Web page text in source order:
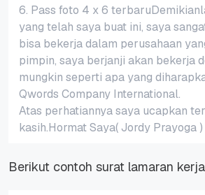
6. Pass foto 4 x 6
yang telah saya buat ini, saya
bisa bekerja dalam perusahaan
pimpin, saya berjanji akan bekerja
mungkin seperti apa yang
Qwords Company International.
Atas perhatiannya saya ucapkan
kasih.Hormat Saya( Jordy Prayoga )
Berikut contoh surat lamaran